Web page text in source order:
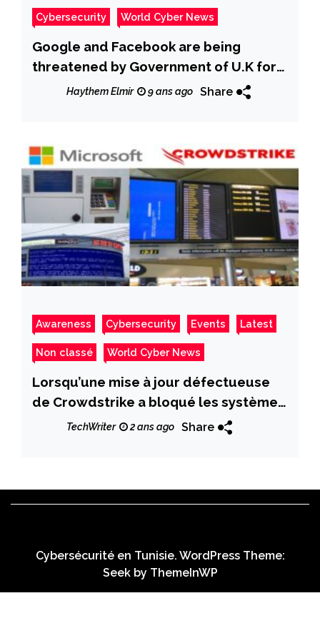
Cybersecurity World Cyber News
Google and Facebook are being
threatened by Government of U.K for
not sharing user data
Haythem Elmir 9 ans ago Share
Awareness Cybersecurity Events Latest
Non classé World Cyber News
Lorsqu’une mise à jour défectueuse
de Crowdstrike a bloqué les systèmes
Windows à l’échelle mondiale
TechWriter 2 ans ago Share
Cybersécurité en Tunisie. WordPress Theme:
Seek by ThemeInWP